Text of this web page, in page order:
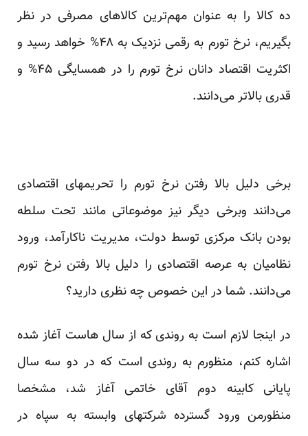
ده کالا را به عنوان مهم‌ترین کالاهای مصرفی در نظر
بگیریم، نرخ تورم به رقمی نزدیک به ۴۸% خواهد رسید و
اکثریت اقتصاد دانان نرخ تورم را در همسایگی ۴۵% و
قدری بالا‌تر می‌دانند.
برخی دلیل بالا رفتن نرخ تورم را تحریمهای اقتصادی
می‌دانند وبرخی دیگر نیز موضوعاتی مانند تحت سلطه
بودن بانک مرکزی توسط دولت، مدیریت ناکارآمد، ورود
نظامیان به عرصه اقتصادی را دلیل بالا رفتن نرخ تورم
می‌دانند. شما در این خصوص چه نظری دارید؟
در اینجا لازم است به روندی که از سال هاست آغاز شده
اشاره کنم، منظورم به روندی است که در دو سه سال
پایانی کابینه دوم آقای خاتمی آغاز شد، مشخصا
منظورمن ورود گسترده شرکتهای وابسته به سپاه در